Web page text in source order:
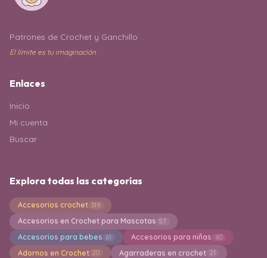
Patrones de Crochet y Ganchillo
El límite es tu imaginación
Enlaces
Inicio
Mi cuenta
Buscar
Explora todas las categorías
Accesorios crochet 319
Accesorios en Crochet para Mascotas 57
Accesorios para bebes 61 Accesorios para niñas 60
Adornos en Crochet 20 Agarraderas en crochet 21